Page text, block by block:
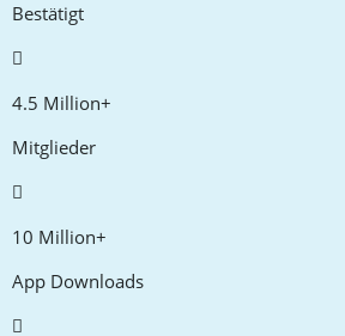
Bestätigt
4.5 Million+
Mitglieder
10 Million+
App Downloads